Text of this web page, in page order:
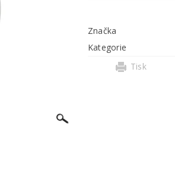
Značka
Kategorie
Tisk